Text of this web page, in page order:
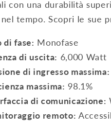
con una durabilità
tempo. Scopri le sue
di fase: Monofase
di uscita: 6,000 Watt
di ingresso massima:
massima: 98.1%
di comunicazione:
remoto: